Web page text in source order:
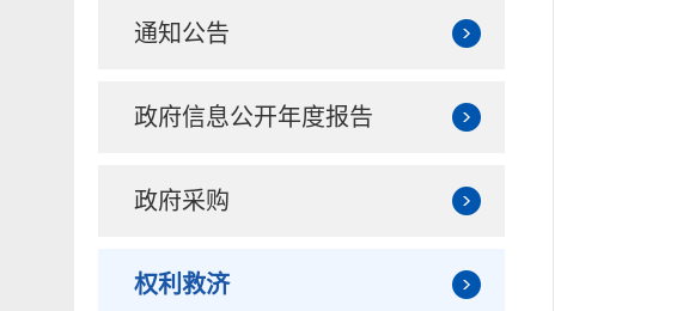
通知公告
政府信息公开年度报告
政府采购
权利救济